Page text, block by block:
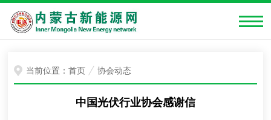
当前位置：首页 协会动态
中国光伏行业协会感谢信